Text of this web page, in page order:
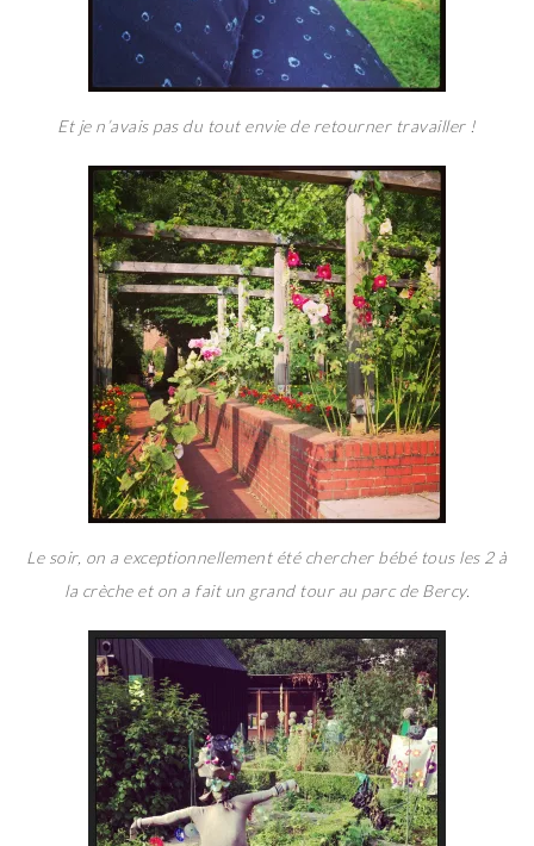
Et je n’avais pas du tout envie de retourner travailler !
Le soir, on a exceptionnellement été chercher bébé tous les 2 à
la crèche et on a fait un grand tour au parc de Bercy.